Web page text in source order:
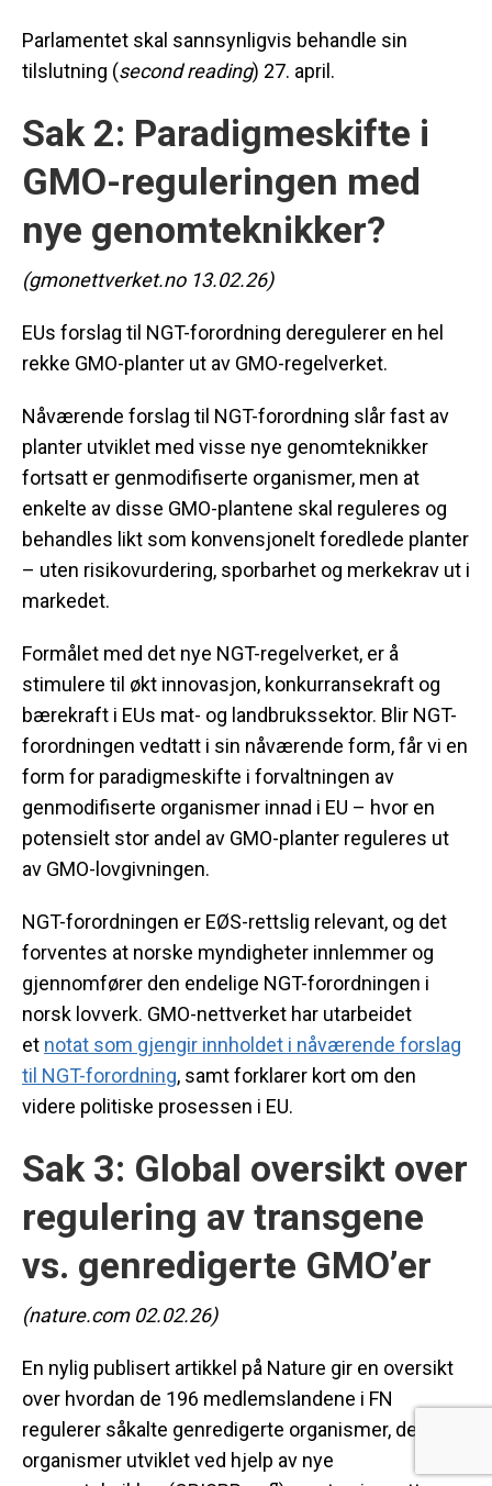
Parlamentet skal sannsynligvis behandle sin
tilslutning (second reading) 27. april.
Sak 2: Paradigmeskifte i
GMO-reguleringen med
nye genomteknikker?
(gmonettverket.no 13.02.26)
EUs forslag til NGT-forordning deregulerer en hel
rekke GMO-planter ut av GMO-regelverket.
Nåværende forslag til NGT-forordning slår fast av
planter utviklet med visse nye genomteknikker
fortsatt er genmodifiserte organismer, men at
enkelte av disse GMO-plantene skal reguleres og
behandles likt som konvensjonelt foredlede planter
– uten risikovurdering, sporbarhet og merkekrav ut i
markedet.
Formålet med det nye NGT-regelverket, er å
stimulere til økt innovasjon, konkurransekraft og
bærekraft i EUs mat- og landbrukssektor. Blir NGT-
forordningen vedtatt i sin nåværende form, får vi en
form for paradigmeskifte i forvaltningen av
genmodifiserte organismer innad i EU – hvor en
potensielt stor andel av GMO-planter reguleres ut
av GMO-lovgivningen.
NGT-forordningen er EØS-rettslig relevant, og det
forventes at norske myndigheter innlemmer og
gjennomfører den endelige NGT-forordningen i
norsk lovverk. GMO-nettverket har utarbeidet
et notat som gjengir innholdet i nåværende forslag
til NGT-forordning, samt forklarer kort om den
videre politiske prosessen i EU.
Sak 3: Global oversikt over
regulering av transgene
vs. genredigerte GMO’er
(nature.com 02.02.26)
En nylig publisert artikkel på Nature gir en oversikt
over hvordan de 196 medlemslandene i FN
regulerer såkalte genredigerte organismer, det vil si
organismer utviklet ved hjelp av nye